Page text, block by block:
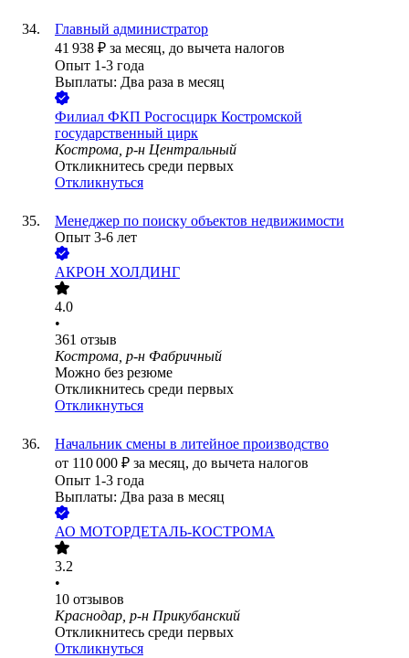
Главный администратор
41 938 ₽ за месяц, до вычета налогов
Опыт 1-3 года
Выплаты: Два раза в месяц
Филиал ФКП Росгосцирк Костромской
государственный цирк
Кострома, р-н Центральный
Откликнитесь среди первых
Откликнуться
Менеджер по поиску объектов недвижимости
Опыт 3-6 лет
АКРОН ХОЛДИНГ
4.0
•
361 отзыв
Кострома, р-н Фабричный
Можно без резюме
Откликнитесь среди первых
Откликнуться
Начальник смены в литейное производство
от 110 000 ₽ за месяц, до вычета налогов
Опыт 1-3 года
Выплаты: Два раза в месяц
АО МОТОРДЕТАЛЬ-КОСТРОМА
3.2
•
10 отзывов
Краснодар, р-н Прикубанский
Откликнитесь среди первых
Откликнуться